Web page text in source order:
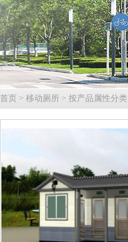
首页 > 移动厕所 > 按产品属性分类